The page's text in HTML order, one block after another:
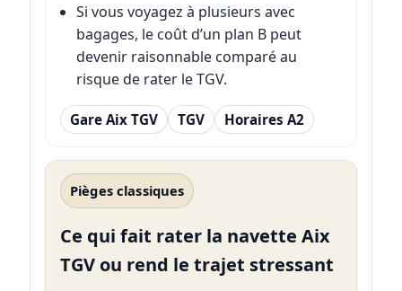
Si vous voyagez à plusieurs avec
bagages, le coût d’un plan B peut
devenir raisonnable comparé au
risque de rater le TGV.
Gare Aix TGV TGV Horaires A2
Pièges classiques
Ce qui fait rater la navette Aix
TGV ou rend le trajet stressant